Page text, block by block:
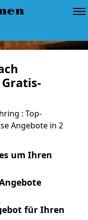
: Top-
Angebote in 2
um Ihren
für Ihren